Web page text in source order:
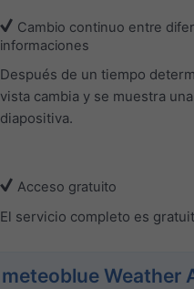
Cambio continuo entre
informaciones
Después de un tiempo
vista cambia y se muestra
diapositiva.
Acceso gratuito
El servicio completo es
meteoblue Weather